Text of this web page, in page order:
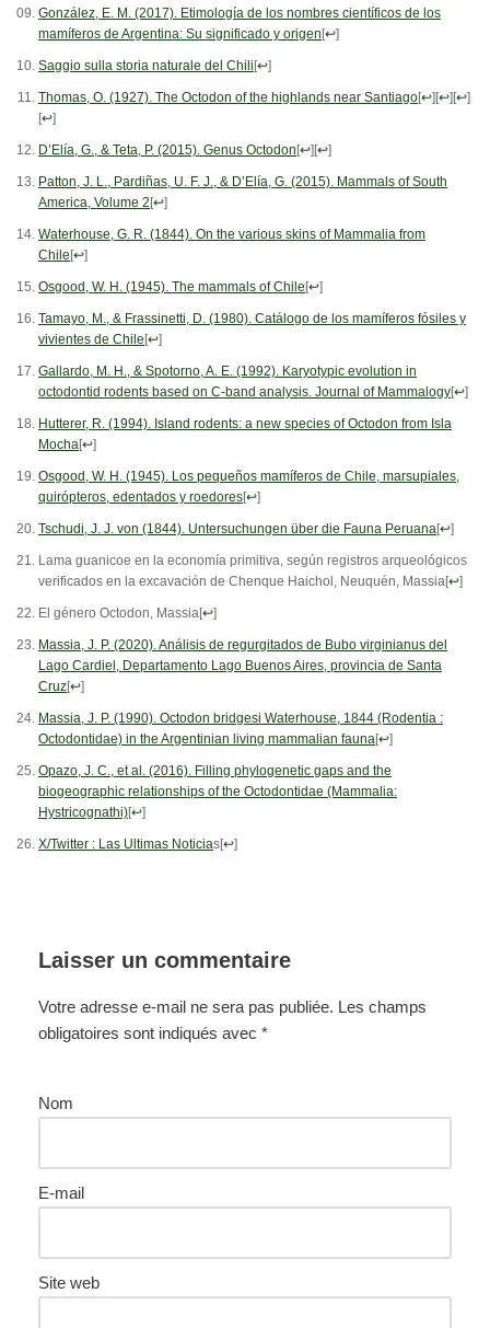
González, E. M. (2017). Etimología de los nombres científicos de los
mamíferos de Argentina: Su significado y origen [↩]
Saggio sulla storia naturale del Chili [↩]
Thomas, O. (1927). The Octodon of the highlands near Santiago[↩] [↩] [↩]
[↩]
D’Elía, G., & Teta, P. (2015). Genus Octodon [↩] [↩]
Patton, J. L., Pardiñas, U. F. J., & D’Elía, G. (2015). Mammals of South
America, Volume 2 [↩]
Waterhouse, G. R. (1844). On the various skins of Mammalia from
Chile [↩]
Osgood, W. H. (1945). The mammals of Chile [↩]
Tamayo, M., & Frassinetti, D. (1980). Catálogo de los mamíferos fósiles y
vivientes de Chile [↩]
Gallardo, M. H., & Spotorno, A. E. (1992). Karyotypic evolution in
octodontid rodents based on C-band analysis. Journal of Mammalogy[↩]
Hutterer, R. (1994). Island rodents: a new species of Octodon from Isla
Mocha[↩]
Osgood, W. H. (1945). Los pequeños mamíferos de Chile, marsupiales,
quirópteros, edentados y roedores[↩]
Tschudi, J. J. von (1844). Untersuchungen über die Fauna Peruana[↩]
Lama guanicoe en la economía primitiva, según registros arqueológicos
verificados en la excavación de Chenque Haichol, Neuquén, Massia[↩]
El género Octodon, Massia[↩]
Massia, J. P. (2020). Análisis de regurgitados de Bubo virginianus del
Lago Cardiel, Departamento Lago Buenos Aires, provincia de Santa
Cruz[↩]
Massia, J. P. (1990). Octodon bridgesi Waterhouse, 1844 (Rodentia :
Octodontidae) in the Argentinian living mammalian fauna[↩]
Opazo, J. C., et al. (2016). Filling phylogenetic gaps and the
biogeographic relationships of the Octodontidae (Mammalia:
Hystricognathi)[↩]
X/Twitter : Las Ultimas Noticias[↩]
Laisser un commentaire
Votre adresse e-mail ne sera pas publiée. Les champs
obligatoires sont indiqués avec *
Nom
E-mail
Site web